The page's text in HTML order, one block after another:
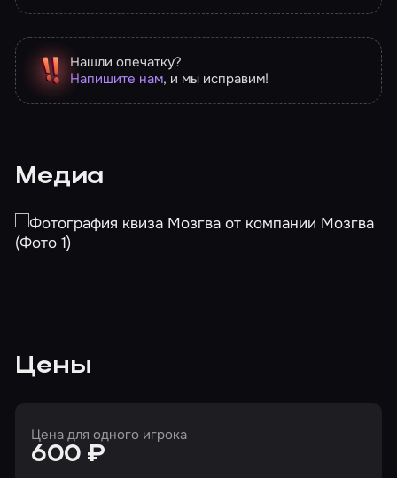
Нашли опечатку?
Напишите нам, и мы исправим!
Медиа
Цены
Цена для одного игрока
600 ₽